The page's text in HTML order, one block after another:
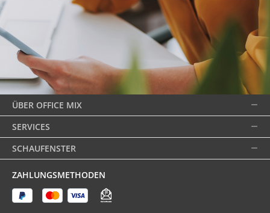
ÜBER OFFICE MIX
SERVICES
SCHAUFENSTER
ZAHLUNGSMETHODEN